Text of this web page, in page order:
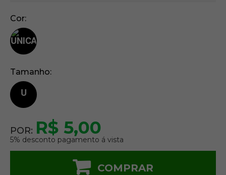
Cor
Tamanho
U
POR: R$ 5,00
5% desconto pagamento á vista
COMPRAR